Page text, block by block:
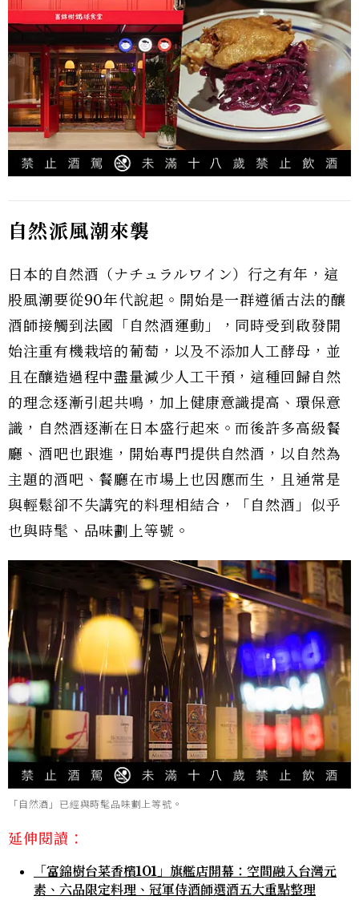
自然派風潮來襲
日本的自然酒（ナチュラルワイン）行之有年，這
股風潮要從90年代說起。開始是一群遵循古法的釀
酒師接觸到法國「自然酒運動」，同時受到啟發開
始注重有機栽培的葡萄，以及不添加人工酵母，並
且在釀造過程中盡量減少人工干預，這種回歸自然
的理念逐漸引起共鳴，加上健康意識提高、環保意
識，自然酒逐漸在日本盛行起來。而後許多高級餐
廳、酒吧也跟進，開始專門提供自然酒，以自然為
主題的酒吧、餐廳在市場上也因應而生，且通常是
與輕鬆卻不失講究的料理相結合，「自然酒」似乎
也與時髦、品味劃上等號。
「自然酒」已經與時髦品味劃上等號。
延伸閱讀：
「富錦樹台菜香檳101」旗艦店開幕：空間融入台灣元
素、六品限定料理、冠軍侍酒師選酒五大重點整理